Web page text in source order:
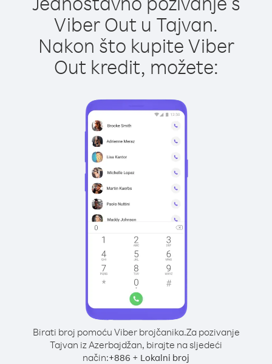
Viber Out u Tajvan.
Nakon što kupite Viber
Out kredit, možete:
Birati broj pomoću Viber brojčanika.Za pozivanje
Tajvan iz Azerbajdžan, birajte na sljedeći
način:+886 + Lokalni broj